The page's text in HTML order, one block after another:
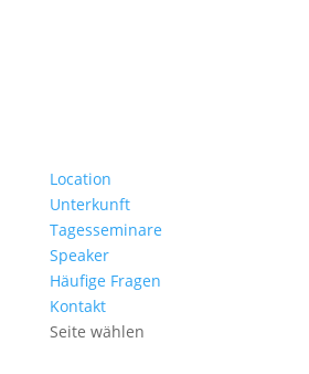
Location
Unterkunft
Tagesseminare
Speaker
Häufige Fragen
Kontakt
Seite wählen